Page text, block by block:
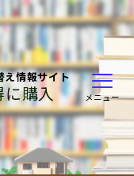
え情報サイト
に購入 メニュー